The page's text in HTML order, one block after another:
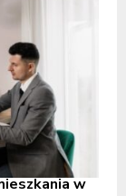
w